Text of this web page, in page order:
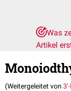
Was
Artikel
(Weitergeleitet von